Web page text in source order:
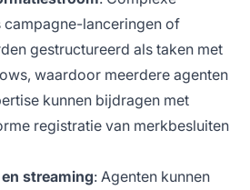
lanceringen of
gestructureerd als taken met
waardoor meerdere agenten
kunnen bijdragen met
registratie van merkbesluiten
streaming: Agenten kunnen